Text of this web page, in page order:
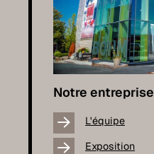
Notre entreprise
L'équipe
Exposition